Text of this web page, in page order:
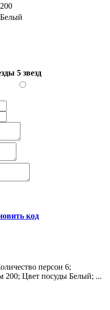
200
Белый
5 звезд
код
персон 6;
200; Цвет посуды Белый; ...